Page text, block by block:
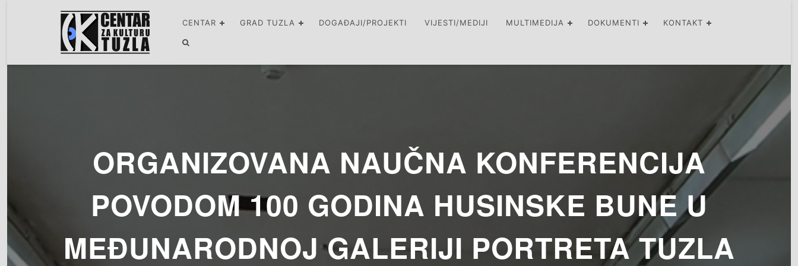
CENTAR GRAD TUZLA DOGAĐAJI/PROJEKTI VIJESTI/MEDIJI MULTIMEDIJA DOKUMENTI KONTAKT
ORGANIZOVANA NAUČNA KONFERENCIJA
POVODOM 100 GODINA HUSINSKE BUNE U
MEĐUNARODNOJ GALERIJI PORTRETA TUZLA